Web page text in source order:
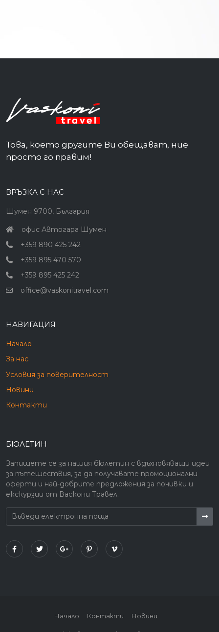
Това, което другите Ви обещават, ние
просто го правим!
ВРЪЗКА С НАС
Шумен 9700, България
офис Автогара Шумен
+359 890 425 242
+359 895 470 570
+359 895 425 242
office@vaskonitravel.com
НАВИГАЦИЯ
Начало
За нас
Условия за поверителност
Новини
Контакти
БЮЛЕТИН
Запишете се за нашия бюлетин с вдъхновяващи идеи
за пътешествия, за да получавате промоционални
оферти и най-добрите предложения за почивки и
екскурзии от Васкони Травел.
Начало Контакти Новини